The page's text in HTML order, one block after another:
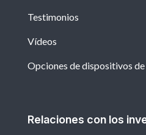
Testimonios
Vídeos
Opciones de dispositivos
Relaciones con los